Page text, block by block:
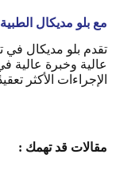
مع بلو مديكال
تقدم بلو مديكال في
عالية وخبرة
الإجراءات الأكثر
مقالات قد تهمك :